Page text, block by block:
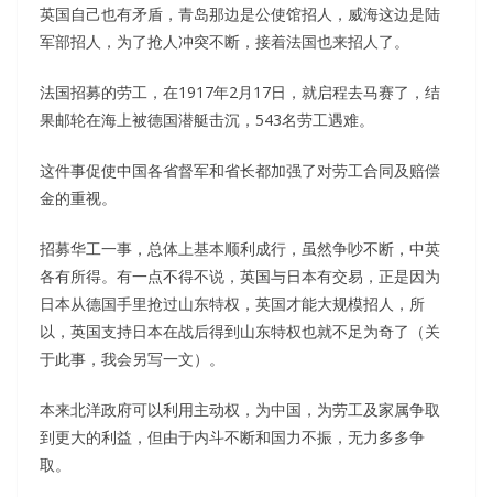
英国自己也有矛盾，青岛那边是公使馆招人，威海这边是陆
军部招人，为了抢人冲突不断，接着法国也来招人了。
法国招募的劳工，在1917年2月17日，就启程去马赛了，结
果邮轮在海上被德国潜艇击沉，543名劳工遇难。
这件事促使中国各省督军和省长都加强了对劳工合同及赔偿
金的重视。
招募华工一事，总体上基本顺利成行，虽然争吵不断，中英
各有所得。有一点不得不说，英国与日本有交易，正是因为
日本从德国手里抢过山东特权，英国才能大规模招人，所
以，英国支持日本在战后得到山东特权也就不足为奇了（关
于此事，我会另写一文）。
本来北洋政府可以利用主动权，为中国，为劳工及家属争取
到更大的利益，但由于内斗不断和国力不振，无力多多争
取。